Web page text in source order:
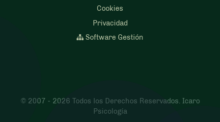
Cookies
Privacidad
Software Gestión
© 2007 - 2026 Todos los Derechos Reservados. Icaro
Psicología